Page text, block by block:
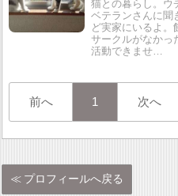
猫との暮らし。ウ
ベテランさんに聞
ど実家にいるよ。
サークルがなかっ
活動できませ…
前へ 1 次へ
プロフィールへ戻る